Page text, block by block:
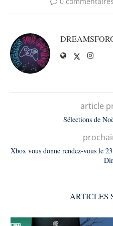
article
Sélections de
Xbox vous donne rendez-vous le
ARTICLES